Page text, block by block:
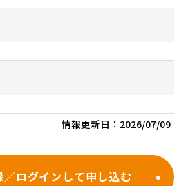
情報更新日： 2026/07/09
ログインして申し込む